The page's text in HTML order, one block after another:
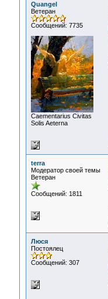
Quangel
Ветеран
Сообщений: 7735
Сaementarius Civitas
Solis Aeterna
terra
Модератор своей темы
Ветеран
Сообщений: 1811
Люся
Постоялец
Сообщений: 307